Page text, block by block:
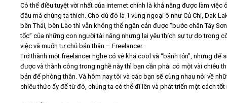
Video
Kiến thức
Liên hệ - Đăng ký
Khóa học MC nhí cho trẻ em thứ 2, 4, 6
Khóa học kỹ năng thuyết trình cuối tuần
Khóa học kỹ năng giao tiếp - thuyết trình online
Khóa học "Nghệ thuật giao tiếp - thuyết trình đỉnh cao"
Khóa học Train The Trainer - Nghề vàng rạng danh
Khóa học Phát triển bán hàng - Sức bật mới, hiệu quả mới
Lớp học MC nhí cuối tuần khai giảng
Lớp học MC nhí thứ 3, 5, 7
Khóa học tổ chức sự kiện chuyên nghiệp
Có thể điều tuyệt vời nhất của internet chính là khả năng được làm việc
đâu mà chúng ta thích. Cho dù đó là 1 vùng ngoại ô như Củ Chi, Dak
bên Thái, bên Lào thì vẫn không thể ngăn cản được “bước chân Tây
tốc” của những con người tài năng nhưng lai yêu thích sự tự do trong
việc và muốn tự chủ bản thân – Freelancer.
Trở thành một freelancer nghe có vẻ khá cool và “bảnh tỏn”, nhưng để
được và thành công trong nghề này thì bạn cần phải có một vài chiêu
bản để phòng thân. Và hôm nay tôi và các bạn sẽ cùng nhau nói về
chiêu thức ấy để từ đó, chúng ta có thể đi lên và phát triển một cách tốt